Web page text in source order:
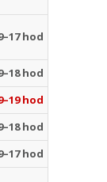
hod
hod
hod
hod
hod